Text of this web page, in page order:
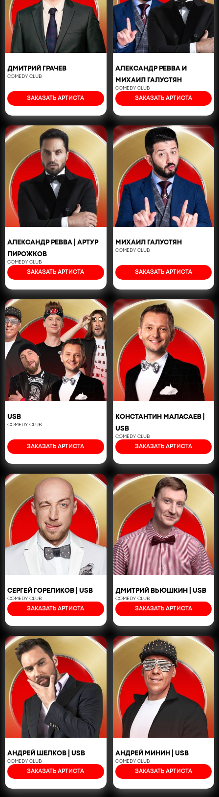
ДМИТРИЙ ГРАЧЕВ
COMEDY CLUB
ЗАКАЗАТЬ АРТИСТА
АЛЕКСАНДР РЕВВА И
МИХАИЛ ГАЛУСТЯН
COMEDY CLUB
ЗАКАЗАТЬ АРТИСТА
АЛЕКСАНДР РЕВВА | АРТУР
ПИРОЖКОВ
COMEDY CLUB
ЗАКАЗАТЬ АРТИСТА
МИХАИЛ ГАЛУСТЯН
COMEDY CLUB
ЗАКАЗАТЬ АРТИСТА
USB
COMEDY CLUB
ЗАКАЗАТЬ АРТИСТА
КОНСТАНТИН МАЛАСАЕВ |
USB
COMEDY CLUB
ЗАКАЗАТЬ АРТИСТА
СЕРГЕЙ ГОРЕЛИКОВ | USB
COMEDY CLUB
ЗАКАЗАТЬ АРТИСТА
ДМИТРИЙ ВЬЮШКИН | USB
COMEDY CLUB
ЗАКАЗАТЬ АРТИСТА
АНДРЕЙ ШЕЛКОВ | USB
COMEDY CLUB
ЗАКАЗАТЬ АРТИСТА
АНДРЕЙ МИНИН | USB
COMEDY CLUB
ЗАКАЗАТЬ АРТИСТА